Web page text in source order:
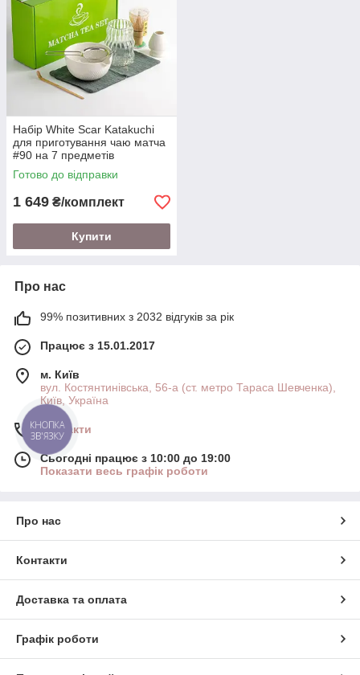
Набір White Scar Katakuchi
для приготування чаю матча
#90 на 7 предметів
Готово до відправки
1 649 ₴/комплект
Купити
Про нас
99% позитивних з 2032 відгуків за рік
Працює з 15.01.2017
м. Київ
вул. Костянтинівська, 56-а (ст. метро Тараса Шевченка),
Київ, Україна
Контакти
Сьогодні працює з 10:00 до 19:00
Показати весь графік роботи
Про нас
Контакти
Доставка та оплата
Графік роботи
КНОПКА
ЗВ'ЯЗКУ